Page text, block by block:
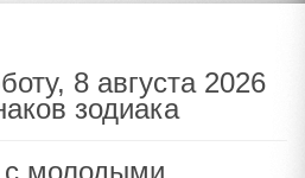
8 августа 2026
зодиака
с молодыми